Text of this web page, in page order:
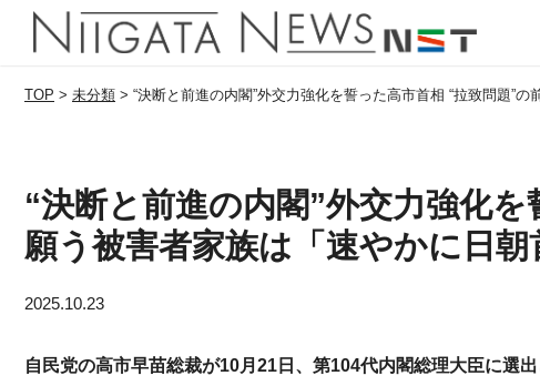
TOP > 未分類 > “決断と前進の内閣”外交力強化を誓った高市首相 “拉致問題”
“決断と前進の内閣”外交力強化
願う被害者家族は「速やかに日
2025.10.23
自民党の高市早苗総裁が10月21日、第104代内閣総理大臣に選